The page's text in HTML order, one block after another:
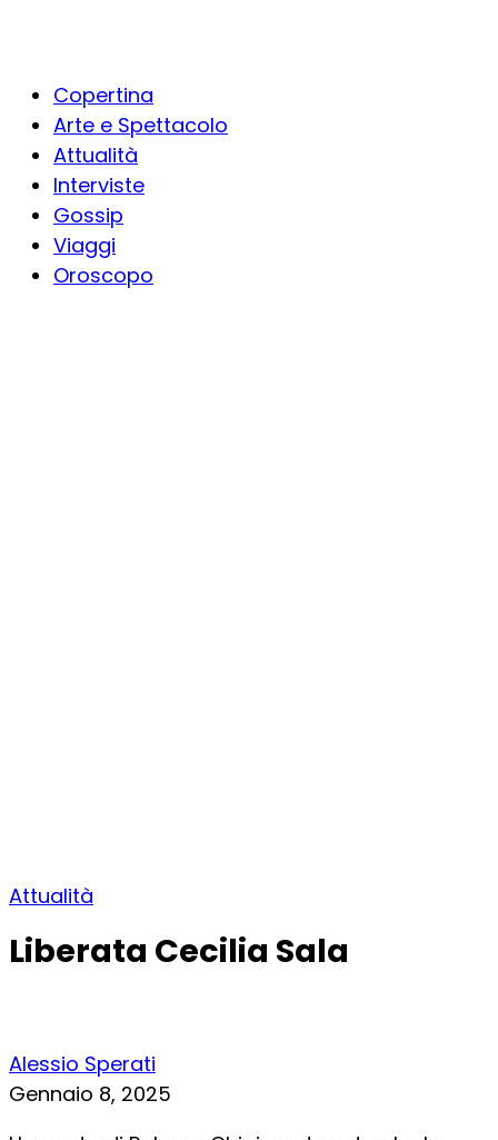
Copertina
Arte e Spettacolo
Attualità
Interviste
Gossip
Viaggi
Oroscopo
Attualità
Liberata Cecilia Sala
Alessio Sperati
Gennaio 8, 2025